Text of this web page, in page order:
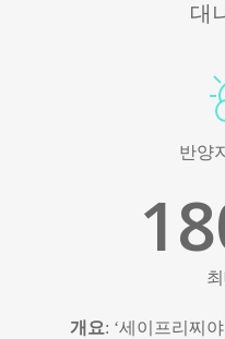
대
반양
개요: ‘세이프리찌